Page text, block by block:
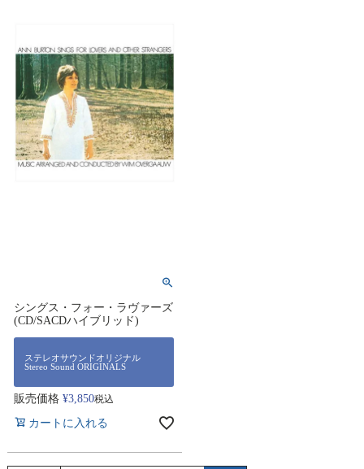
シングス・フォー・ラヴァーズ
(CD/SACDハイブリッド)
ステレオサウンドオリジナル
Stereo Sound ORIGINALS
販売価格 ¥3,850税込
カートに入れる